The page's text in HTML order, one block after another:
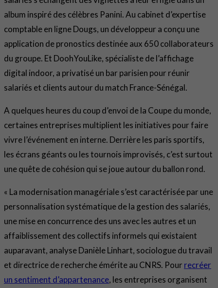
album inspiré des célèbres Panini. Au cabinet d’expertise
comptable en ligne Dougs, un développeur a conçu une
application de pronostics destinée aux 650 collaborateurs
du groupe. Et DoohYouLike, spécialiste de l’affichage
digital indoor, a privatisé un bar parisien pour réunir
salariés et clients autour du match France-Sénégal.
A quelques heures du coup d’envoi de la Coupe du monde,
certaines entreprises multiplient les initiatives pour faire
vivre l’événement en interne. Derrière les paris sportifs,
les écrans géants ou les tournois improvisés, c’est surtout
une quête de cohésion qui se joue autour du ballon rond.
« La modernisation managériale s’est caractérisée par une
personnalisation systématique de la gestion des salariés,
une mise en concurrence des uns avec les autres et un
affaiblissement des collectifs informels qui existaient
auparavant, analyse Danièle Linhart, sociologue du travail
et directrice de recherche émérite au CNRS. Pour recréer
un sentiment d’appartenance, les entreprises organisent